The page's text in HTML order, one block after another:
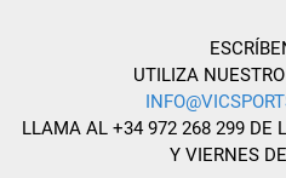
UTILIZA
LLAMA AL +34 972 268 299 DE
Y VIERNES